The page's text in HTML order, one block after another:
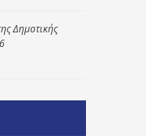
Δημοτικής